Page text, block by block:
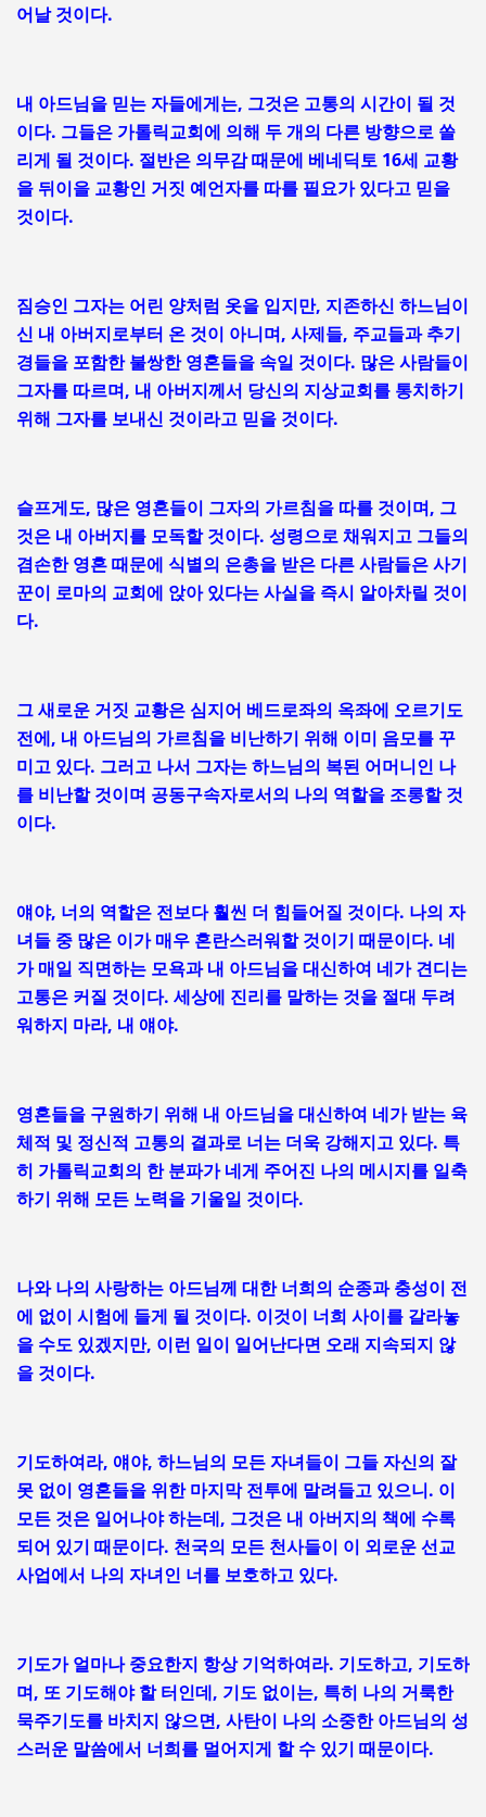
어날 것이다.
내 아드님을 믿는 자들에게는, 그것은 고통의 시간이 될 것
이다. 그들은 가톨릭교회에 의해 두 개의 다른 방향으로 쏠
리게 될 것이다. 절반은 의무감 때문에 베네딕토 16세 교황
을 뒤이을 교황인 거짓 예언자를 따를 필요가 있다고 믿을
것이다.
짐승인 그자는 어린 양처럼 옷을 입지만, 지존하신 하느님이
신 내 아버지로부터 온 것이 아니며, 사제들, 주교들과 추기
경들을 포함한 불쌍한 영혼들을 속일 것이다. 많은 사람들이
그자를 따르며, 내 아버지께서 당신의 지상교회를 통치하기
위해 그자를 보내신 것이라고 믿을 것이다.
슬프게도, 많은 영혼들이 그자의 가르침을 따를 것이며, 그
것은 내 아버지를 모독할 것이다. 성령으로 채워지고 그들의
겸손한 영혼 때문에 식별의 은총을 받은 다른 사람들은 사기
꾼이 로마의 교회에 앉아 있다는 사실을 즉시 알아차릴 것이
다.
그 새로운 거짓 교황은 심지어 베드로좌의 옥좌에 오르기도
전에, 내 아드님의 가르침을 비난하기 위해 이미 음모를 꾸
미고 있다. 그러고 나서 그자는 하느님의 복된 어머니인 나
를 비난할 것이며 공동구속자로서의 나의 역할을 조롱할 것
이다.
얘야, 너의 역할은 전보다 훨씬 더 힘들어질 것이다. 나의 자
녀들 중 많은 이가 매우 혼란스러워할 것이기 때문이다. 네
가 매일 직면하는 모욕과 내 아드님을 대신하여 네가 견디는
고통은 커질 것이다. 세상에 진리를 말하는 것을 절대 두려
워하지 마라, 내 얘야.
영혼들을 구원하기 위해 내 아드님을 대신하여 네가 받는 육
체적 및 정신적 고통의 결과로 너는 더욱 강해지고 있다. 특
히 가톨릭교회의 한 분파가 네게 주어진 나의 메시지를 일축
하기 위해 모든 노력을 기울일 것이다.
나와 나의 사랑하는 아드님께 대한 너희의 순종과 충성이 전
에 없이 시험에 들게 될 것이다. 이것이 너희 사이를 갈라놓
을 수도 있겠지만, 이런 일이 일어난다면 오래 지속되지 않
을 것이다.
기도하여라, 얘야, 하느님의 모든 자녀들이 그들 자신의 잘
못 없이 영혼들을 위한 마지막 전투에 말려들고 있으니. 이
모든 것은 일어나야 하는데, 그것은 내 아버지의 책에 수록
되어 있기 때문이다. 천국의 모든 천사들이 이 외로운 선교
사업에서 나의 자녀인 너를 보호하고 있다.
기도가 얼마나 중요한지 항상 기억하여라. 기도하고, 기도하
며, 또 기도해야 할 터인데, 기도 없이는, 특히 나의 거룩한
묵주기도를 바치지 않으면, 사탄이 나의 소중한 아드님의 성
스러운 말씀에서 너희를 멀어지게 할 수 있기 때문이다.